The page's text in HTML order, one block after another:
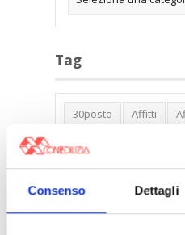
Consenso Dettagli
Tag
30posto Affitti
Bilocali
Blocco
Buon Senso
Carenza Alloggi